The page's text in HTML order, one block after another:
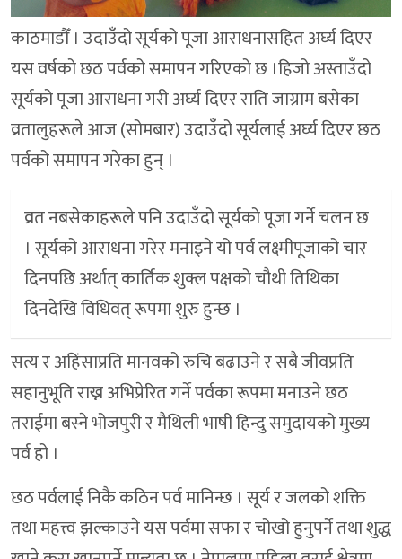
काठमाडौँ । उदाउँदो सूर्यको पूजा आराधनासहित अर्घ्य दिएर
यस वर्षको छठ पर्वको समापन गरिएको छ ।हिजो अस्ताउँदो
सूर्यको पूजा आराधना गरी अर्घ्य दिएर राति जाग्राम बसेका
व्रतालुहरूले आज (सोमबार) उदाउँदो सूर्यलाई अर्घ्य दिएर छठ
पर्वको समापन गरेका हुन् ।
व्रत नबसेकाहरूले पनि उदाउँदो सूर्यको पूजा गर्ने चलन छ
। सूर्यको आराधना गरेर मनाइने यो पर्व लक्ष्मीपूजाको चार
दिनपछि अर्थात् कार्तिक शुक्ल पक्षको चौथी तिथिका
दिनदेखि विधिवत् रूपमा शुरु हुन्छ ।
सत्य र अहिंसाप्रति मानवको रुचि बढाउने र सबै जीवप्रति
सहानुभूति राख्न अभिप्रेरित गर्ने पर्वका रूपमा मनाउने छठ
तराईमा बस्ने भोजपुरी र मैथिली भाषी हिन्दु समुदायको मुख्य
पर्व हो ।
छठ पर्वलाई निकै कठिन पर्व मानिन्छ । सूर्य र जलको शक्ति
तथा महत्त्व झल्काउने यस पर्वमा सफा र चोखो हुनुपर्ने तथा शुद्ध